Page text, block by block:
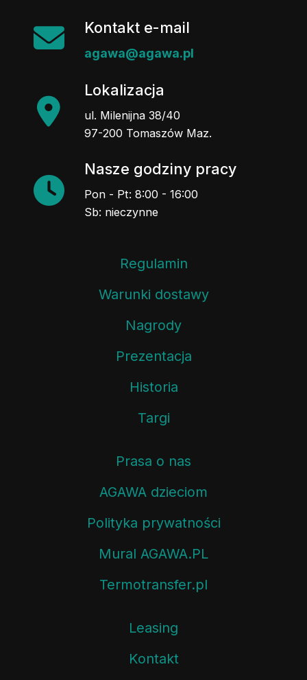
Kontakt e-mail
agawa@agawa.pl
Lokalizacja
ul. Milenijna 38/40
97-200 Tomaszów Maz.
Nasze godziny pracy
Pon - Pt: 8:00 - 16:00
Sb: nieczynne
Regulamin
Warunki dostawy
Nagrody
Prezentacja
Historia
Targi
Prasa o nas
AGAWA dzieciom
Polityka prywatności
Mural AGAWA.PL
Termotransfer.pl
Leasing
Kontakt